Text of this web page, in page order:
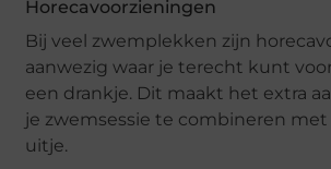
Horecavoorzieningen
Bij veel zwemplekken zijn
aanwezig waar je terecht kunt
een drankje. Dit maakt het extra
je zwemsessie te combineren met
uitje.